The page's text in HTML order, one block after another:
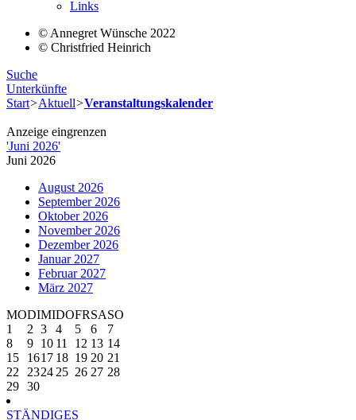
Links
© Annegret Wünsche 2022
© Christfried Heinrich
Suche
Unterkünfte
Start>Aktuell>Veranstaltungskalender
Anzeige eingrenzen
'Juni 2026'
Juni 2026
August 2026
September 2026
Oktober 2026
November 2026
Dezember 2026
Januar 2027
Februar 2027
März 2027
MODIMIDOFRSASO
1
2 3 4 5 6
7
8
9 10 11 12 13 14
15
1617 18 19 20 21
22
2324 25 26 27 28
29 30
STÄNDIGES